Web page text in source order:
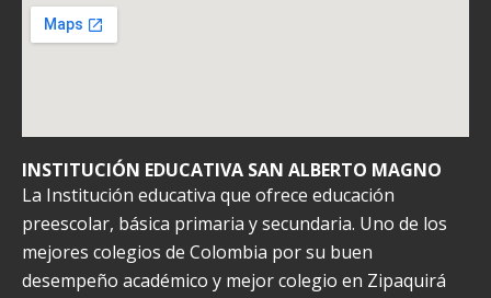
INSTITUCIÓN EDUCATIVA SAN ALBERTO MAGNO
La Institución educativa que ofrece educación
preescolar, básica primaria y secundaria. Uno de los
mejores colegios de Colombia por su buen
desempeño académico y mejor colegio en Zipaquirá